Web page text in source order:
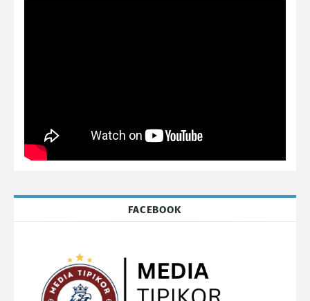
FACEBOOK